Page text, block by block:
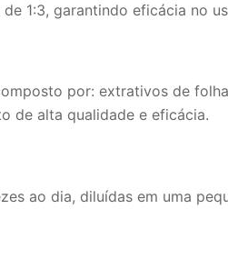
1:3, garantindo eficácia no
por: extrativos de
de alta qualidade e eficácia.
ao dia, diluídas em uma